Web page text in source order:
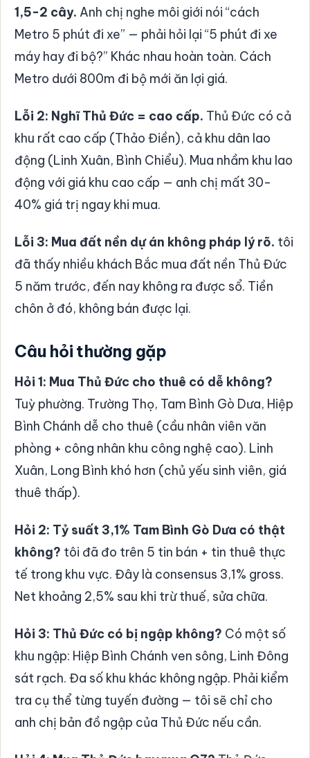
1,5-2 cây. Anh chị nghe môi giới nói “cách
Metro 5 phút đi xe” — phải hỏi lại “5 phút đi xe
máy hay đi bộ?” Khác nhau hoàn toàn. Cách
Metro dưới 800m đi bộ mới ăn lợi giá.
Lỗi 2: Nghĩ Thủ Đức = cao cấp. Thủ Đức có cả
khu rất cao cấp (Thảo Điền), cả khu dân lao
động (Linh Xuân, Bình Chiểu). Mua nhầm khu lao
động với giá khu cao cấp — anh chị mất 30-
40% giá trị ngay khi mua.
Lỗi 3: Mua đất nền dự án không pháp lý rõ. tôi
đã thấy nhiều khách Bắc mua đất nền Thủ Đức
5 năm trước, đến nay không ra được sổ. Tiền
chôn ở đó, không bán được lại.
Câu hỏi thường gặp
Hỏi 1: Mua Thủ Đức cho thuê có dễ không?
Tuỳ phường. Trường Thọ, Tam Bình Gò Dưa, Hiệp
Bình Chánh dễ cho thuê (cầu nhân viên văn
phòng + công nhân khu công nghệ cao). Linh
Xuân, Long Bình khó hơn (chủ yếu sinh viên, giá
thuê thấp).
Hỏi 2: Tỷ suất 3,1% Tam Bình Gò Dưa có thật
không? tôi đã đo trên 5 tin bán + tin thuê thực
tế trong khu vực. Đây là consensus 3,1% gross.
Net khoảng 2,5% sau khi trừ thuế, sửa chữa.
Hỏi 3: Thủ Đức có bị ngập không? Có một số
khu ngập: Hiệp Bình Chánh ven sông, Linh Đông
sát rạch. Đa số khu khác không ngập. Phải kiểm
tra cụ thể từng tuyến đường — tôi sẽ chỉ cho
anh chị bản đồ ngập của Thủ Đức nếu cần.